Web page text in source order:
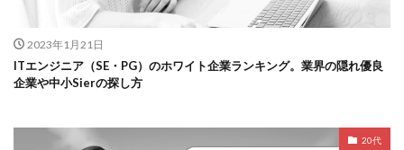
2023年1月21日
ITエンジニア（SE・PG）のホワイト企業ランキング。業界の隠れ優良
企業や中小Sierの探し方
20代